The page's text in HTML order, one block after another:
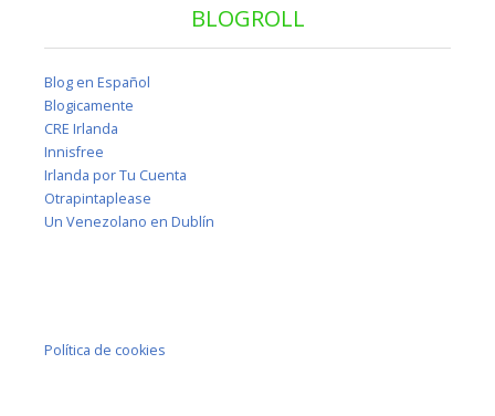
BLOGROLL
Blog en Español
Blogicamente
CRE Irlanda
Innisfree
Irlanda por Tu Cuenta
Otrapintaplease
Un Venezolano en Dublín
Política de cookies